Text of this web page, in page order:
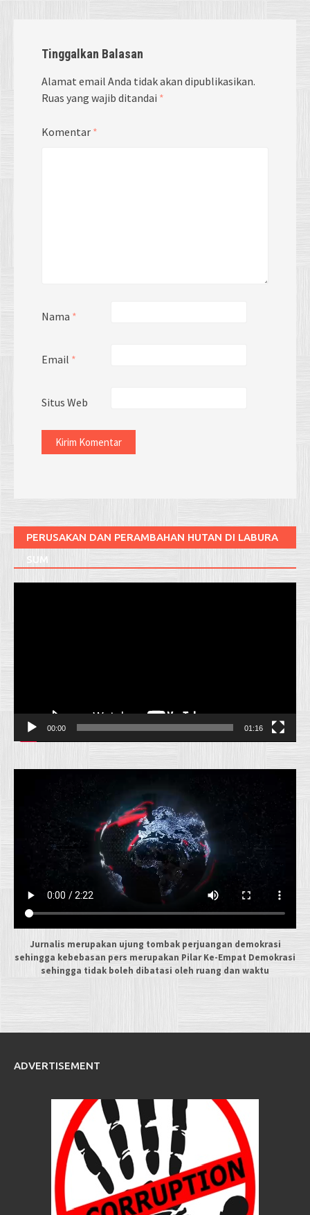
Tinggalkan Balasan
Alamat email Anda tidak akan dipublikasikan.
Ruas yang wajib ditandai *
Komentar *
Nama *
Email *
Situs Web
PERUSAKAN DAN PERAMBAHAN HUTAN DI LABURA
SUM
00:00 01:16
Jurnalis merupakan ujung tombak perjuangan demokrasi
sehingga kebebasan pers merupakan Pilar Ke-Empat Demokrasi
sehingga tidak boleh dibatasi oleh ruang dan waktu
ADVERTISEMENT